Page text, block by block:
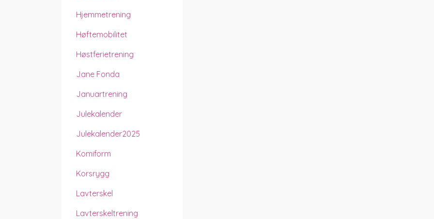
Hjemmetrening
Høftemobilitet
Høstferietrening
Jane Fonda
Januartrening
Julekalender
Julekalender2025
Komiform
Korsrygg
Lavterskel
Lavterskeltrening